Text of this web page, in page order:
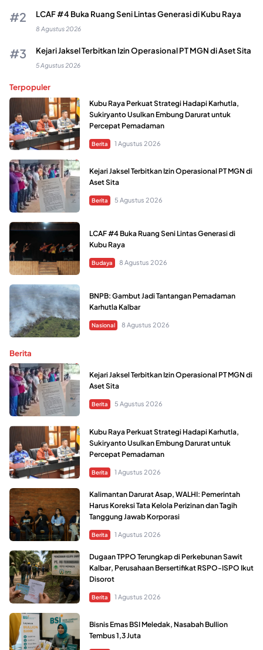
LCAF #4 Buka Ruang Seni Lintas Generasi di Kubu Raya
8 Agustus 2026
Kejari Jaksel Terbitkan Izin Operasional PT MGN di Aset Sita
5 Agustus 2026
Terpopuler
Kubu Raya Perkuat Strategi Hadapi Karhutla,
Sukiryanto Usulkan Embung Darurat untuk
Percepat Pemadaman
Berita 1 Agustus 2026
Kejari Jaksel Terbitkan Izin Operasional PT MGN di
Aset Sita
Berita 5 Agustus 2026
LCAF #4 Buka Ruang Seni Lintas Generasi di
Kubu Raya
Budaya 8 Agustus 2026
BNPB: Gambut Jadi Tantangan Pemadaman
Karhutla Kalbar
Nasional 8 Agustus 2026
Berita
Kejari Jaksel Terbitkan Izin Operasional PT MGN di
Aset Sita
Berita 5 Agustus 2026
Kubu Raya Perkuat Strategi Hadapi Karhutla,
Sukiryanto Usulkan Embung Darurat untuk
Percepat Pemadaman
Berita 1 Agustus 2026
Kalimantan Darurat Asap, WALHI: Pemerintah
Harus Koreksi Tata Kelola Perizinan dan Tagih
Tanggung Jawab Korporasi
Berita 1 Agustus 2026
Dugaan TPPO Terungkap di Perkebunan Sawit
Kalbar, Perusahaan Bersertifikat RSPO-ISPO Ikut
Disorot
Berita 1 Agustus 2026
Bisnis Emas BSI Meledak, Nasabah Bullion
Tembus 1,3 Juta